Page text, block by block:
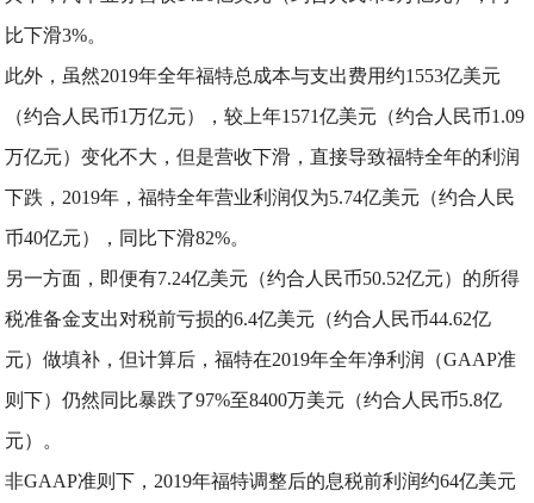
比下滑3%。
此外，虽然2019年全年福特总成本与支出费用约1553亿美元
（约合人民币1万亿元），较上年1571亿美元（约合人民币1.09
万亿元）变化不大，但是营收下滑，直接导致福特全年的利润
下跌，2019年，福特全年营业利润仅为5.74亿美元（约合人民
币40亿元），同比下滑82%。
另一方面，即便有7.24亿美元（约合人民币50.52亿元）的所得
税准备金支出对税前亏损的6.4亿美元（约合人民币44.62亿
元）做填补，但计算后，福特在2019年全年净利润（GAAP准
则下）仍然同比暴跌了97%至8400万美元（约合人民币5.8亿
元）。
非GAAP准则下，2019年福特调整后的息税前利润约64亿美元